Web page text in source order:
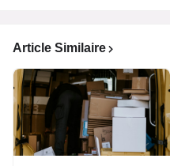
Article Similaire